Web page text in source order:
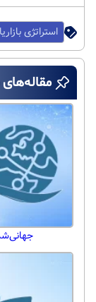
استراتژی